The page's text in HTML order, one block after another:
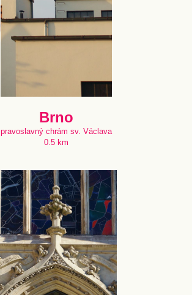
Brno
pravoslavný chrám sv. Václava
0.5 km